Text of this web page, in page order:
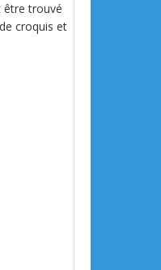
être trouvé
croquis et